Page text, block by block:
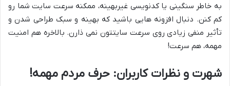
به خاطر سنگینی یا کدنویسی غیربهینه، ممکنه سرعت سایت شما رو
کم کنن. دنبال افزونه هایی باشید که بهینه و سبک طراحی شدن و
تأثیر منفی زیادی روی سرعت سایتتون نمی ذارن. بالاخره هم امنیت
مهمه، هم سرعت!
شهرت و نظرات کاربران: حرف مردم مهمه!